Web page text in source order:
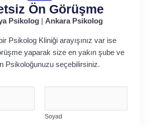
Ön Görüşme
Psikolog Ankara Psikolog
Psikolog Kliniği arayışınız var ise
yaparak size en yakın şube ve
Psikoloğunuzu seçebilirsiniz.
Soyad